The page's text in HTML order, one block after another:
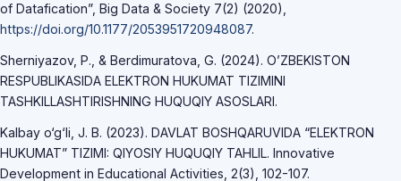
of Datafication”, Big Data & Society 7(2) (2020),
https://doi.org/10.1177/2053951720948087.
Sherniyazov, P., & Berdimuratova, G. (2024). O’ZBEKISTON
RESPUBLIKASIDA ELEKTRON HUKUMAT TIZIMINI
TASHKILLASHTIRISHNING HUQUQIY ASOSLARI.
Kalbay o‘g‘li, J. B. (2023). DAVLAT BOSHQARUVIDA “ELEKTRON
HUKUMAT” TIZIMI: QIYOSIY HUQUQIY TAHLIL. Innovative
Development in Educational Activities, 2(3), 102-107.